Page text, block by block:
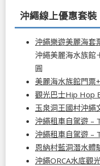
沖繩線上優惠套裝
沖繩樂遊美麗海套
沖繩美麗海水族館
圓
美麗海水族館門票
觀光巴士Hip Hop
玉泉洞王國村沖繩
沖繩租車自駕遊 –
沖繩租車自駕遊 –
恩納村藍洞潛水體
沖繩ORCA水底觀